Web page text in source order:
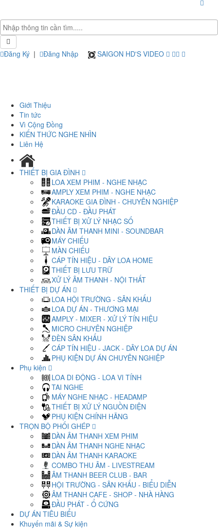
Đăng Ký | Đăng Nhập SAIGON HD'S VIDEO
Giới Thiệu
Tin tức
Vì Cộng Đồng
KIẾN THỨC NGHE NHÌN
Liên Hệ
THIẾT BỊ GIA ĐÌNH
LOA XEM PHIM - NGHE NHẠC
AMPLY XEM PHIM - NGHE NHẠC
KARAOKE GIA ĐÌNH - CHUYÊN NGHIỆP
ĐẦU CD - ĐẦU PHÁT
THIẾT BỊ XỬ LÝ NHẠC SỐ
DÀN ÂM THANH MINI - SOUNDBAR
MÁY CHIẾU
MÀN CHIẾU
CÁP TÍN HIỆU - DÂY LOA HOME
THIẾT BỊ LƯU TRỮ
XỬ LÝ ÂM THANH - NỘI THẤT
THIẾT BỊ DỰ ÁN
LOA HỘI TRƯỜNG - SÂN KHẤU
LOA DỰ ÁN - THƯƠNG MẠI
AMPLY - MIXER - XỬ LÝ TÍN HIỆU
MICRO CHUYÊN NGHIỆP
ĐÈN SÂN KHẤU
CÁP TÍN HIỆU - JACK - DÂY LOA DỰ ÁN
PHỤ KIỆN DỰ ÁN CHUYÊN NGHIỆP
Phụ kiện
LOA DI ĐỘNG - LOA VI TÍNH
TAI NGHE
MÁY NGHE NHẠC - HEADAMP
THIẾT BỊ XỬ LÝ NGUỒN ĐIỆN
PHỤ KIỆN CHÍNH HÃNG
TRỌN BỘ PHỐI GHÉP
DÀN ÂM THANH XEM PHIM
DÀN ÂM THANH NGHE NHẠC
DÀN ÂM THANH KARAOKE
COMBO THU ÂM - LIVESTREAM
ÂM THANH BEER CLUB - BAR
HỘI TRƯỜNG - SÂN KHẤU - BIỂU DIỄN
ÂM THANH CAFE - SHOP - NHÀ HÀNG
ĐẦU PHÁT - Ổ CỨNG
DỰ ÁN TIÊU BIỂU
Khuyến mãi & Sự kiện